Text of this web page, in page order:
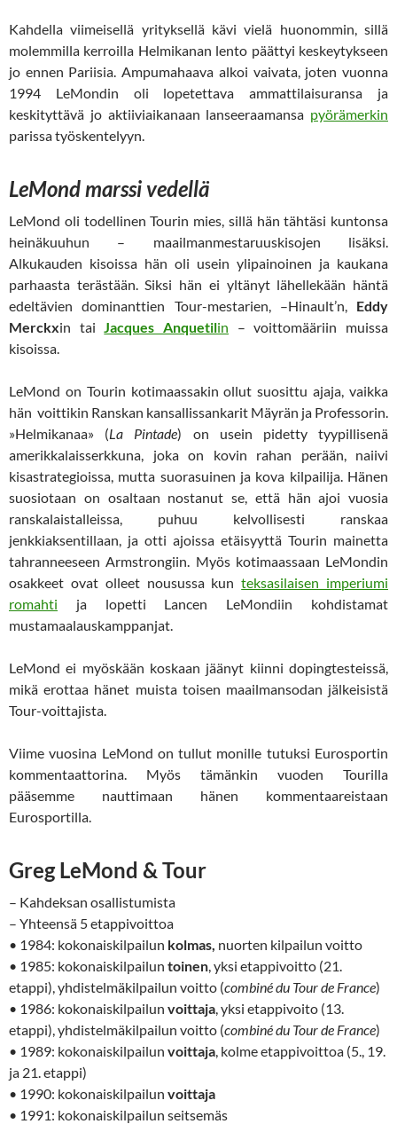
Kahdella viimeisellä yrityksellä kävi vielä huonommin, sillä
molemmilla kerroilla Helmikanan lento päättyi keskeytykseen
jo ennen Pariisia. Ampumahaava alkoi vaivata, joten vuonna
1994 LeMondin oli lopetettava ammattilaisuransa ja
keskityttävä jo aktiiviaikanaan lanseeraamansa pyörämerkin
parissa työskentelyyn.
LeMond marssi vedellä
LeMond oli todellinen Tourin mies, sillä hän tähtäsi kuntonsa
heinäkuuhun – maailmanmestaruuskisojen lisäksi.
Alkukauden kisoissa hän oli usein ylipainoinen ja kaukana
parhaasta terästään. Siksi hän ei yltänyt lähellekään häntä
edeltävien dominanttien Tour-mestarien, –Hinault’n, Eddy
Merckxin taiJacques Anquetilin – voittomääriin muissa
kisoissa.
LeMond on Tourin kotimaassakin ollut suosittu ajaja, vaikka
hän voittikin Ranskan kansallissankarit Mäyrän ja Professorin.
»Helmikanaa» (La Pintade) on usein pidetty tyypillisenä
amerikkalaisserkkuna, joka on kovin rahan perään, naiivi
kisastrategioissa, mutta suorasuinen ja kova kilpailija. Hänen
suosiotaan on osaltaan nostanut se, että hän ajoi vuosia
ranskalaistalleissa, puhuu kelvollisesti ranskaa
jenkkiaksentillaan, ja otti ajoissa etäisyyttä Tourin mainetta
tahranneeseen Armstrongiin. Myös kotimaassaan LeMondin
osakkeet ovat olleet nousussa kunteksasilaisen imperiumi
romahti ja lopetti Lancen LeMondiin kohdistamat
mustamaalauskamppanjat.
LeMond ei myöskään koskaan jäänyt kiinni dopingtesteissä,
mikä erottaa hänet muista toisen maailmansodan jälkeisistä
Tour-voittajista.
Viime vuosina LeMond on tullut monille tutuksi Eurosportin
kommentaattorina. Myös tämänkin vuoden Tourilla
pääsemme nauttimaan hänen kommentaareistaan
Eurosportilla.
Greg LeMond & Tour
– Kahdeksan osallistumista
– Yhteensä 5 etappivoittoa
• 1984: kokonaiskilpailun kolmas, nuorten kilpailun voitto
• 1985: kokonaiskilpailun toinen,yksi etappivoitto (21.
etappi), yhdistelmäkilpailun voitto (combiné du Tour de France)
• 1986: kokonaiskilpailun voittaja, yksi etappivoito (13.
etappi), yhdistelmäkilpailun voitto (combiné du Tour de France)
• 1989: kokonaiskilpailun voittaja, kolme etappivoittoa (5., 19.
ja 21. etappi)
• 1990: kokonaiskilpailun voittaja
• 1991: kokonaiskilpailun seitsemäs